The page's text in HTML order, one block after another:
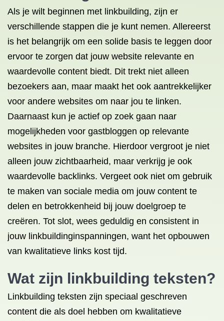
Als je wilt beginnen met linkbuilding, zijn er
verschillende stappen die je kunt nemen. Allereerst
is het belangrijk om een solide basis te leggen door
ervoor te zorgen dat jouw website relevante en
waardevolle content biedt. Dit trekt niet alleen
bezoekers aan, maar maakt het ook aantrekkelijker
voor andere websites om naar jou te linken.
Daarnaast kun je actief op zoek gaan naar
mogelijkheden voor gastbloggen op relevante
websites in jouw branche. Hierdoor vergroot je niet
alleen jouw zichtbaarheid, maar verkrijg je ook
waardevolle backlinks. Vergeet ook niet om gebruik
te maken van sociale media om jouw content te
delen en betrokkenheid bij jouw doelgroep te
creëren. Tot slot, wees geduldig en consistent in
jouw linkbuildinginspanningen, want het opbouwen
van kwalitatieve links kost tijd.
Wat zijn linkbuilding teksten?
Linkbuilding teksten zijn speciaal geschreven
content die als doel hebben om kwalitatieve